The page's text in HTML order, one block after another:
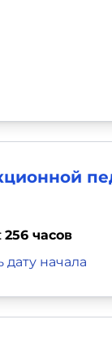
256 часов
дату начала